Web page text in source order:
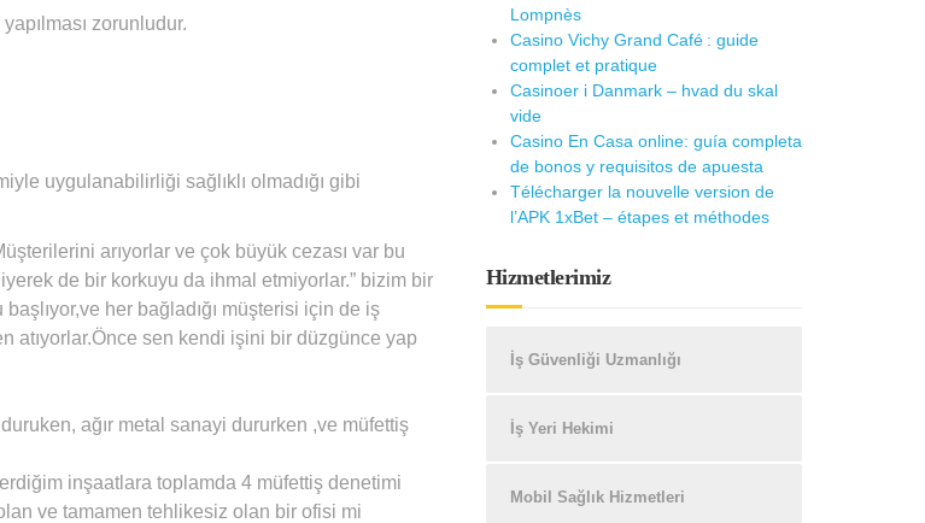
zorunludur.
uygulanabilirliği sağlıklı olmadığı gibi
arıyorlar ve çok büyük cezası var bu
de bir korkuyu da ihmal etmiyorlar.” bizim bir
her bağladığı müşterisi için de iş
atıyorlar.Önce sen kendi işini bir düzgünce yap
ağır metal sanayi dururken ,ve müfettiş
inşaatlara toplamda 4 müfettiş denetimi
ve tamamen tehlikesiz olan bir ofisi mi
Lompnès
Casino Vichy Grand Café : guide
complet et pratique
Casinoer i Danmark – hvad du skal
vide
Casino En Casa online: guía completa
de bonos y requisitos de apuesta
Télécharger la nouvelle version de
l’APK 1xBet – étapes et méthodes
Hizmetlerimiz
İş Güvenliği Uzmanlığı
İş Yeri Hekimi
Mobil Sağlık Hizmetleri